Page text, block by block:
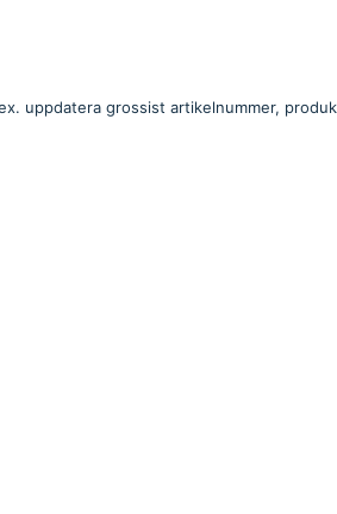
uppdatera grossist artikelnummer,